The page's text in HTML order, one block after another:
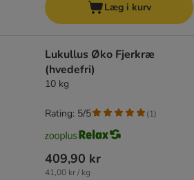
Læg i kurv
Lukullus Øko Fjerkræ
(hvedefri)
10 kg
409,90 kr
41,00 kr / kg
Rating: 5/5 (1)